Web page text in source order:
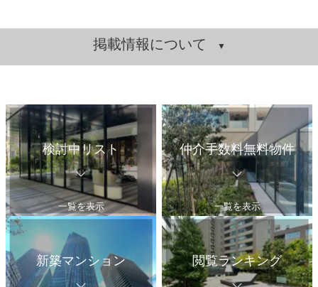
掲載情報について
検討中リスト
一覧を表示
仲介手数料無料物件
一覧を表示
新築マンション 閲覧ランキング